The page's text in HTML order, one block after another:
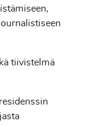
tiivistelmä